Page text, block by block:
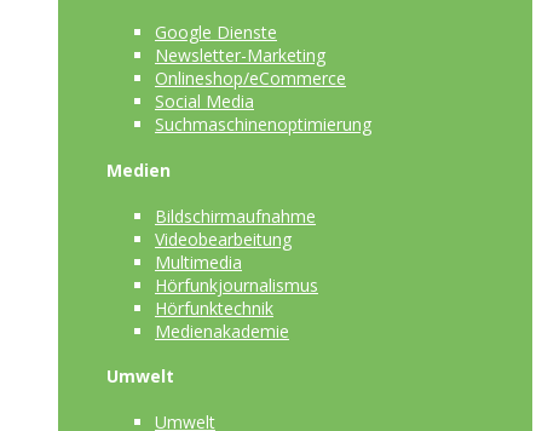
Google Dienste
Newsletter-Marketing
Onlineshop/eCommerce
Social Media
Suchmaschinenoptimierung
Medien
Bildschirmaufnahme
Videobearbeitung
Multimedia
Hörfunkjournalismus
Hörfunktechnik
Medienakademie
Umwelt
Umwelt